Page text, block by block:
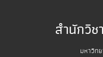
สำนักวิช
มหาวิท